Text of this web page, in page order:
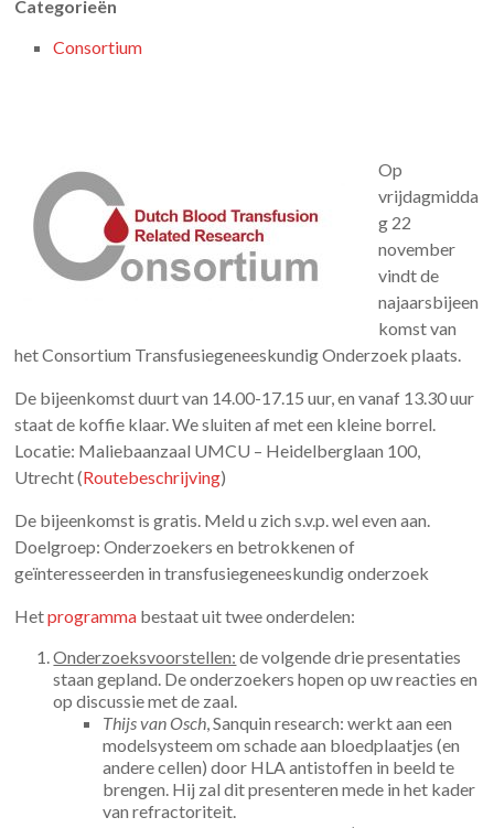
Categorieën
Consortium
Op
vrijdagmidda
g 22
november
vindt de
najaarsbijeen
komst van
het Consortium Transfusiegeneeskundig Onderzoek plaats.
De bijeenkomst duurt van 14.00-17.15 uur, en vanaf 13.30 uur
staat de koffie klaar. We sluiten af met een kleine borrel.
Locatie: Maliebaanzaal UMCU – Heidelberglaan 100,
Utrecht (Routebeschrijving)
De bijeenkomst is gratis. Meld u zich s.v.p. wel even aan.
Doelgroep: Onderzoekers en betrokkenen of
geïnteresseerden in transfusiegeneeskundig onderzoek
Hetprogramma bestaat uit twee onderdelen:
Onderzoeksvoorstellen: de volgende drie presentaties
staan gepland. De onderzoekers hopen op uw reacties en
op discussie met de zaal.
Thijs van Osch, Sanquin research: werkt aan een
modelsysteem om schade aan bloedplaatjes (en
andere cellen) door HLA antistoffen in beeld te
brengen. Hij zal dit presenteren mede in het kader
van refractoriteit.